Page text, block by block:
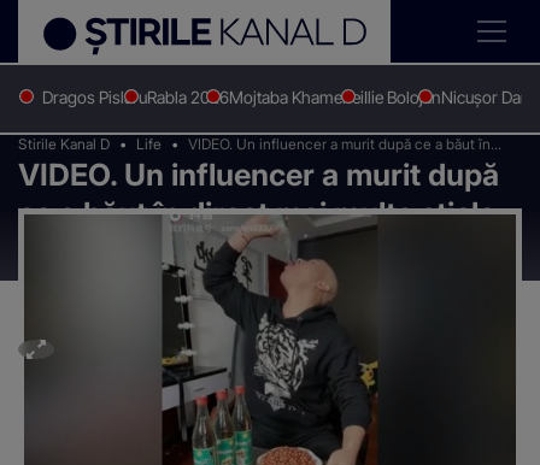
Dragos PislaruRabla 2026Mojtaba KhameneiIlie BolojanNicușor Dan
Stirile Kanal D Life
VIDEO. Un influencer a murit după ce a băut în
direct mai multe sticle de alcool
VIDEO. Un influencer a murit după
ce a băut în direct mai multe sticle